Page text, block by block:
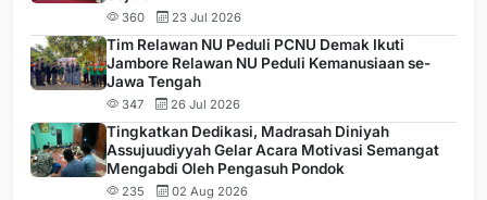
360 23 Jul 2026
Tim Relawan NU Peduli PCNU Demak Ikuti
Jambore Relawan NU Peduli Kemanusiaan se-
Jawa Tengah
347 26 Jul 2026
Tingkatkan Dedikasi, Madrasah Diniyah
Assujuudiyyah Gelar Acara Motivasi Semangat
Mengabdi Oleh Pengasuh Pondok
235 02 Aug 2026